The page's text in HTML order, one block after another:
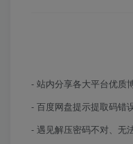
- 站内分享各大平台优质
- 百度网盘提示提取码错
- 遇见解压密码不对、无